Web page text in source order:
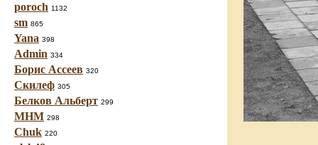
poroch 1132
sm 865
Yana 398
Admin 334
Борис Ассеев 320
Скилеф 305
Белков Альберт 299
МНМ 298
Chuk 220